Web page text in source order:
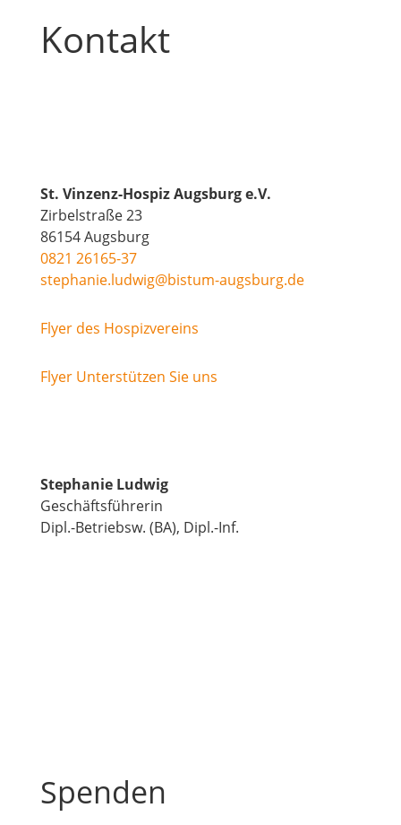
Kontakt
St. Vinzenz-Hospiz Augsburg e.V.
Zirbelstraße 23
86154 Augsburg
0821 26165-37
stephanie.ludwig@bistum-augsburg.de
Flyer des Hospizvereins
Flyer Unterstützen Sie uns
Stephanie Ludwig
Geschäftsführerin
Dipl.-Betriebsw. (BA), Dipl.-Inf.
Spenden